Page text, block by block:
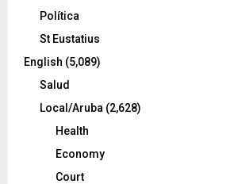
Política
St Eustatius
English (5,089)
Salud
Local/Aruba (2,628)
Health
Economy
Court